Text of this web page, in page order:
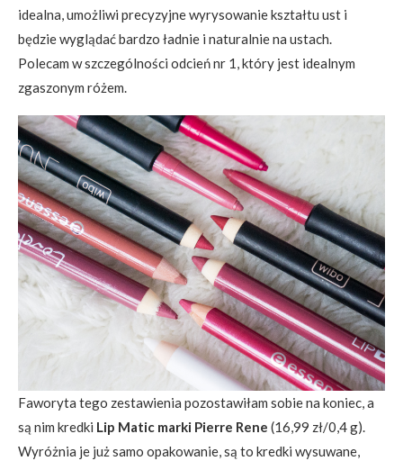
idealna, umożliwi precyzyjne wyrysowanie kształtu ust i
będzie wyglądać bardzo ładnie i naturalnie na ustach.
Polecam w szczególności odcień nr 1, który jest idealnym
zgaszonym różem.
Faworyta tego zestawienia pozostawiłam sobie na koniec, a
są nim kredki Lip Matic marki Pierre Rene (16,99 zł/0,4 g).
Wyróżnia je już samo opakowanie, są to kredki wysuwane,